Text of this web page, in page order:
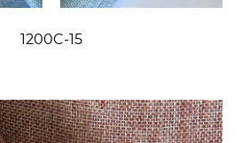
1200C-15